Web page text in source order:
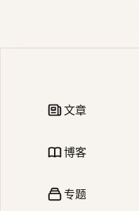
文章
博客
专题